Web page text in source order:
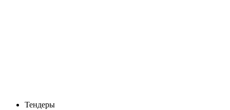
Тендеры